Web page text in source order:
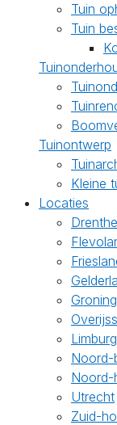
Tuin
Tuin
Tuinontwerp
Kleine
Locaties
Drenthe
Limburg
Noord-
Noord-
Utrecht
Zuid-